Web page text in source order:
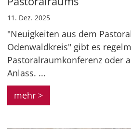
11. Dez. 2025
"Neuigkeiten aus dem
Odenwaldkreis" gibt es
Pastoralraumkonferenz oder
Anlass. ...
mehr >